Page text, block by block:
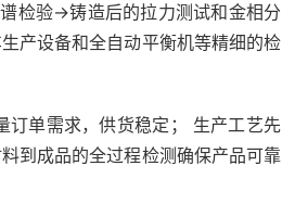
检验→铸造后的拉力测试和金相分
产设备和全自动平衡机等精细的检
单需求，供货稳定； 生产工艺先
到成品的全过程检测确保产品可靠